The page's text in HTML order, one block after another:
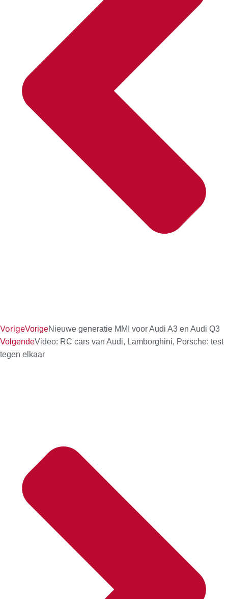
VorigeVorigeNieuwe generatie MMI voor Audi A3 en Audi Q3
VolgendeVideo: RC cars van Audi, Lamborghini, Porsche: test
tegen elkaar